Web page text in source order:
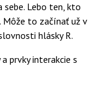
Lebo ten, kto
Môže to začínať už v
hlásky R.
prvky interakcie s